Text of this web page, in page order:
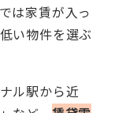
は家賃が入っ
い物件を選ぶ
ル駅から近